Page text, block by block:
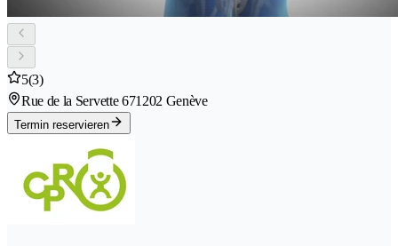
5(3)
Rue de la Servette 671202 Genève
Termin reservieren